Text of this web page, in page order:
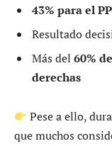
43% para el PP
Resultado
Más del 60%
derechas
Pese a ello,
que muchos